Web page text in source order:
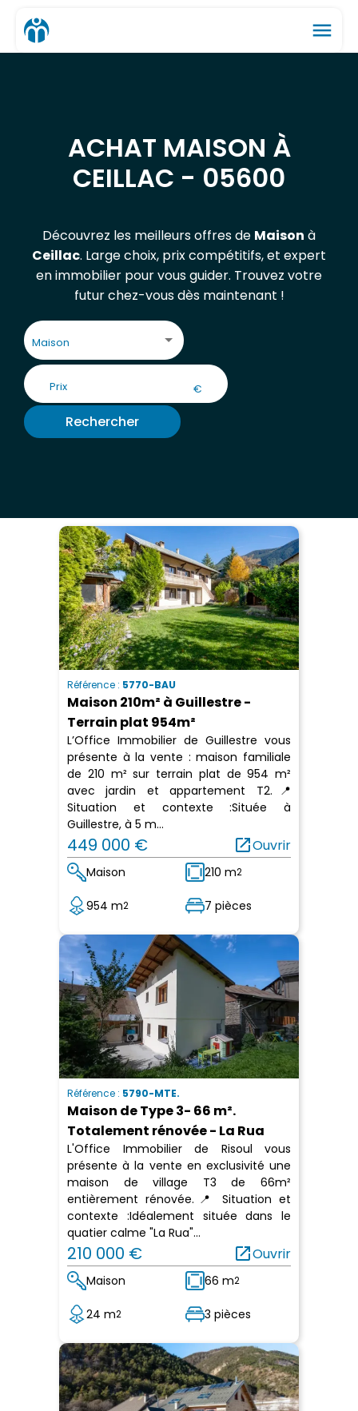
menu
ACHAT MAISON À
CEILLAC - 05600
Découvrez les meilleurs offres de Maison à
Ceillac. Large choix, prix compétitifs, et expert
en immobilier pour vous guider. Trouvez votre
futur chez-vous dès maintenant !
Maison
€
Rechercher
Référence : 5770-BAU
Maison 210m² à Guillestre -
Terrain plat 954m²
L’Office Immobilier de Guillestre vous
présente à la vente : maison familiale
de 210 m² sur terrain plat de 954 m²
avec jardin et appartement T2.📍
Situation et contexte :Située à
Guillestre, à 5 m...
449 000 € open_in_newOuvrir
Maison 210 m2
954 m2 7 pièces
Référence : 5790-MTE.
Maison de Type 3- 66 m².
Totalement rénovée - La Rua
L'Office Immobilier de Risoul vous
présente à la vente en exclusivité une
maison de village T3 de 66m²
entièrement rénovée.📍 Situation et
contexte :Idéalement située dans le
quatier calme "La Rua"...
210 000 € open_in_newOuvrir
Maison 66 m2
24 m2 3 pièces